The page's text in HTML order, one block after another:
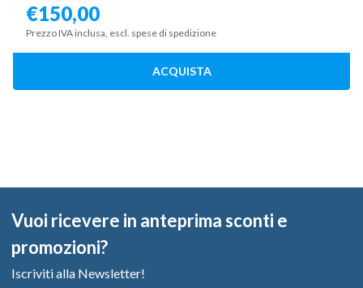
€150,00
Prezzo IVA inclusa, escl. spese di spedizione
ACQUISTA
Vuoi ricevere in anteprima sconti e
promozioni?
Iscriviti alla Newsletter!